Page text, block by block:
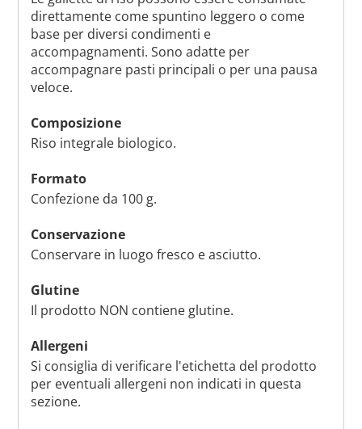
direttamente come spuntino leggero o come
base per diversi condimenti e
accompagnamenti. Sono adatte per
accompagnare pasti principali o per una pausa
veloce.
Composizione
Riso integrale biologico.
Formato
Confezione da 100 g.
Conservazione
Conservare in luogo fresco e asciutto.
Glutine
Il prodotto NON contiene glutine.
Allergeni
Si consiglia di verificare l'etichetta del prodotto
per eventuali allergeni non indicati in questa
sezione.